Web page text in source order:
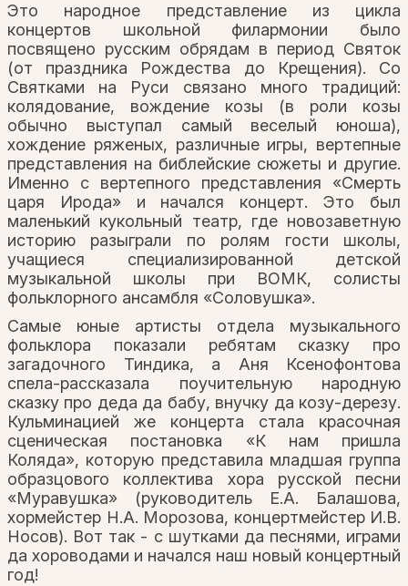
Это народное представление из цикла
концертов школьной филармонии было
посвящено русским обрядам в период Святок
(от праздника Рождества до Крещения). Со
Святками на Руси связано много традиций:
колядование, вождение козы (в роли козы
обычно выступал самый веселый юноша),
хождение ряженых, различные игры, вертепные
представления на библейские сюжеты и другие.
Именно с вертепного представления «Смерть
царя Ирода» и начался концерт. Это был
маленький кукольный театр, где новозаветную
историю разыграли по ролям гости школы,
учащиеся специализированной детской
музыкальной школы при ВОМК, солисты
фольклорного ансамбля «Соловушка».
Самые юные артисты отдела музыкального
фольклора показали ребятам сказку про
загадочного Тиндика, а Аня Ксенофонтова
спела-рассказала поучительную народную
сказку про деда да бабу, внучку да козу-дерезу.
Кульминацией же концерта стала красочная
сценическая постановка «К нам пришла
Коляда», которую представила младшая группа
образцового коллектива хора русской песни
«Муравушка» (руководитель Е.А. Балашова,
хормейстер Н.А. Морозова, концертмейстер И.В.
Носов). Вот так - с шутками да песнями, играми
да хороводами и начался наш новый концертный
год!